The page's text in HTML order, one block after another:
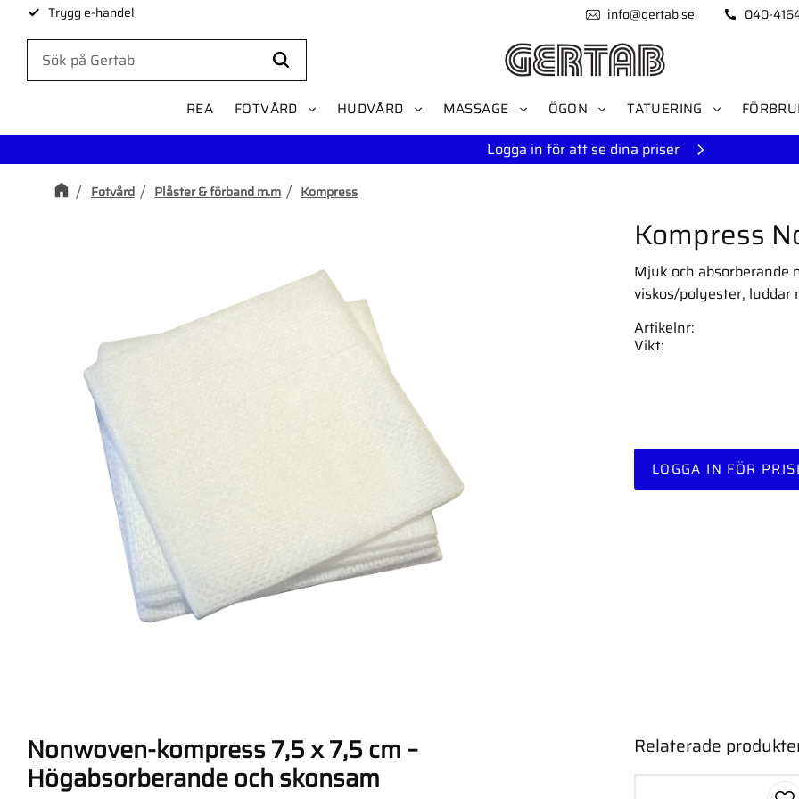
Trygg e-handel info@gertab.se 040-
REA FOTVÅRD HUDVÅRD MASSAGE ÖGON TATUERING
Logga in för att se dina priser
Fotvård Plåster & förband m.m Kompress
Kompress
Mjuk och absorberande
viskos/polyester, luddar
LOGGA IN FÖR
Artikelnr
Vikt
Nonwoven-kompress 7,5 x 7,5 cm –
Högabsorberande och skonsam
Relaterade